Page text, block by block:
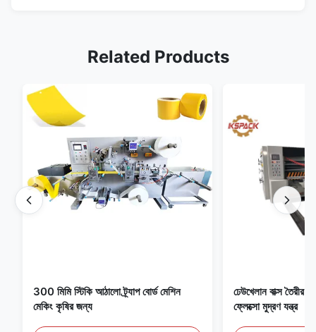
Related Products
300 মিমি স্টিকি আঠালো ট্র্যাপ বোর্ড মেশিন
মেকিং কৃষির জন্য
ঢেউখেলান বাক্স তৈরীর
ফ্লেক্সো মুদ্রণ যন্ত্র